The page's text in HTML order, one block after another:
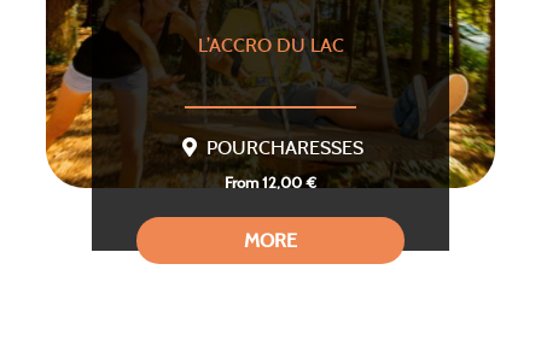
L’ACCRO DU LAC
POURCHARESSES
From 12,00 €
MORE